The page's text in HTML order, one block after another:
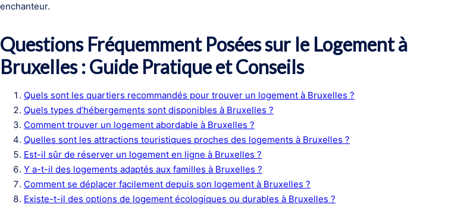
enchanteur.
Questions Fréquemment Posées sur le Logement à
Bruxelles : Guide Pratique et Conseils
Quels sont les quartiers recommandés pour trouver un logement à Bruxelles ?
Quels types d’hébergements sont disponibles à Bruxelles ?
Comment trouver un logement abordable à Bruxelles ?
Quelles sont les attractions touristiques proches des logements à Bruxelles ?
Est-il sûr de réserver un logement en ligne à Bruxelles ?
Y a-t-il des logements adaptés aux familles à Bruxelles ?
Comment se déplacer facilement depuis son logement à Bruxelles ?
Existe-t-il des options de logement écologiques ou durables à Bruxelles ?